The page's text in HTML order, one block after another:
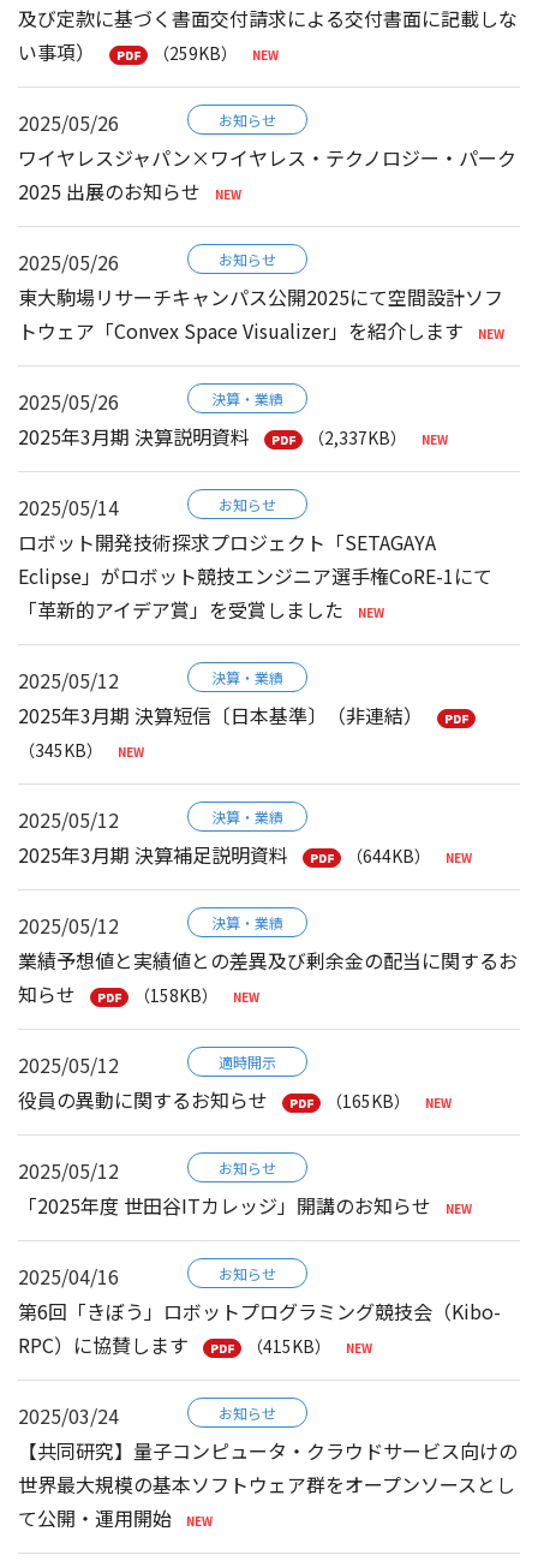
及び定款に基づく書面交付請求による交付書面に記載しな
い事項）
（259KB）
2025/05/26 お知らせ
ワイヤレスジャパン×ワイヤレス・テクノロジー・パーク
2025 出展のお知らせ
2025/05/26 お知らせ
東大駒場リサーチキャンパス公開2025にて空間設計ソフ
トウェア「Convex Space Visualizer」を紹介します
2025/05/26 決算・業績
2025年3月期 決算説明資料 （2,337KB）
2025/05/14 お知らせ
ロボット開発技術探求プロジェクト「SETAGAYA
Eclipse」がロボット競技エンジニア選手権CoRE-1にて
「革新的アイデア賞」を受賞しました
2025/05/12 決算・業績
2025年3月期 決算短信〔日本基準〕（非連結）
（345KB）
2025/05/12 決算・業績
2025年3月期 決算補足説明資料 （644KB）
2025/05/12 決算・業績
業績予想値と実績値との差異及び剰余金の配当に関するお
知らせ
（158KB）
2025/05/12 適時開示
役員の異動に関するお知らせ （165KB）
2025/05/12 お知らせ
「2025年度 世田谷ITカレッジ」開講のお知らせ
2025/04/16 お知らせ
第6回「きぼう」ロボットプログラミング競技会（Kibo-
RPC）に協賛します
（415KB）
2025/03/24 お知らせ
【共同研究】量子コンピュータ・クラウドサービス向けの
世界最大規模の基本ソフトウェア群をオープンソースとし
て公開・運用開始